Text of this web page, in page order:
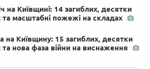
на Київщині: 14 загиблих, десятки
та масштабні пожежі на складах
на Київщину: 15 загиблих, десятки
та нова фаза війни на виснаження